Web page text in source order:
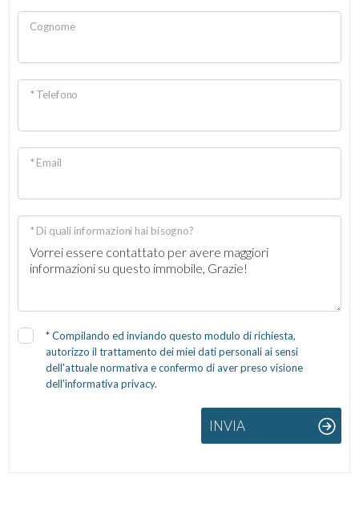
Cognome
* Telefono
* Email
* Di quali informazioni hai bisogno?
*Compilando ed inviando questo modulo di richiesta,
autorizzo il trattamento dei miei dati personali ai sensi
dell'attuale normativa e confermo di aver preso visione
dell'informativa privacy.
INVIA